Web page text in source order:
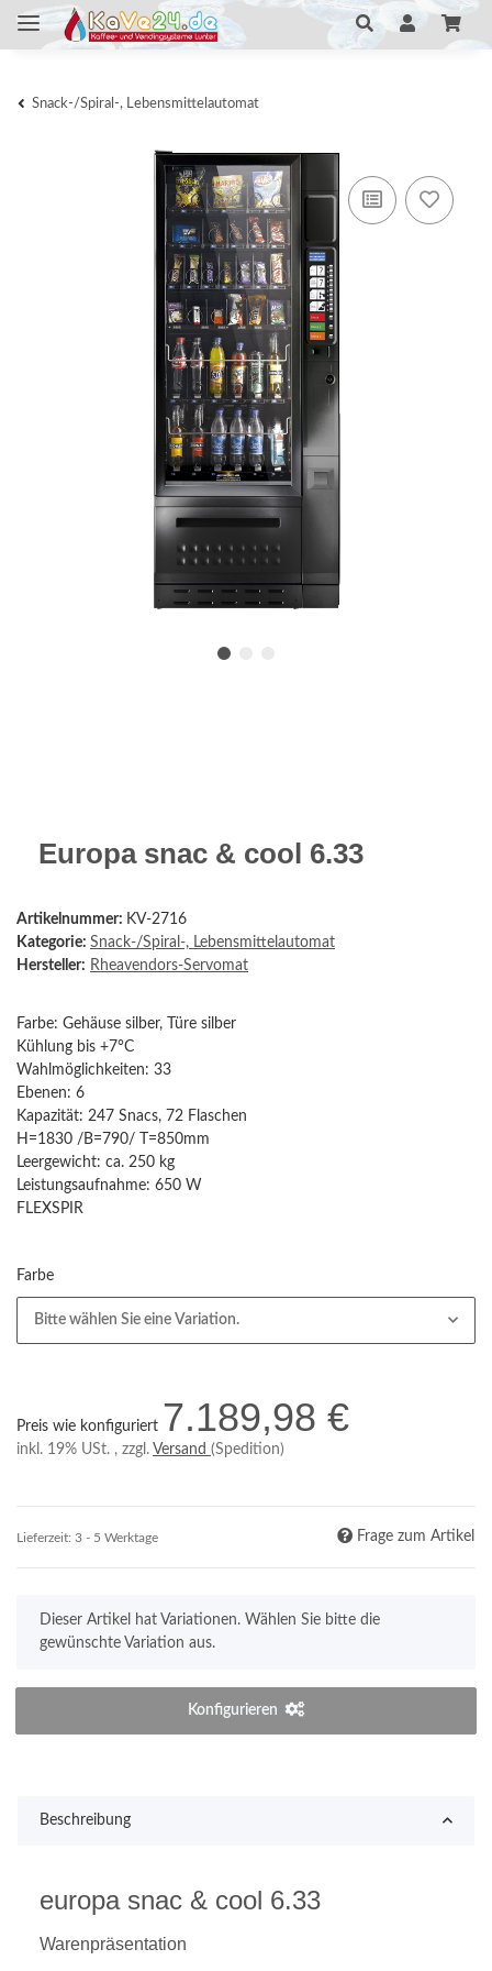
Snack-/Spiral-, Lebensmittelautomat
Europa snac & cool 6.33
Artikelnummer: KV-2716
Kategorie: Snack-/Spiral-, Lebensmittelautomat
Hersteller: Rheavendors-Servomat
Farbe: Gehäuse silber, Türe silber
Kühlung bis +7°C
Wahlmöglichkeiten: 33
Ebenen: 6
Kapazität: 247 Snacs, 72 Flaschen
H=1830 /B=790/ T=850mm
Leergewicht: ca. 250 kg
Leistungsaufnahme: 650 W
FLEXSPIR
Farbe
Bitte wählen Sie eine Variation.
Preis wie konfiguriert 7.189,98 €
inkl. 19% USt. , zzgl. Versand (Spedition)
Lieferzeit: 3 - 5 Werktage Frage zum Artikel
xDieser Artikel hat Variationen. Wählen Sie bitte die
gewünschte Variation aus.
Konfigurieren
Beschreibung
europa snac & cool 6.33
Warenpräsentation